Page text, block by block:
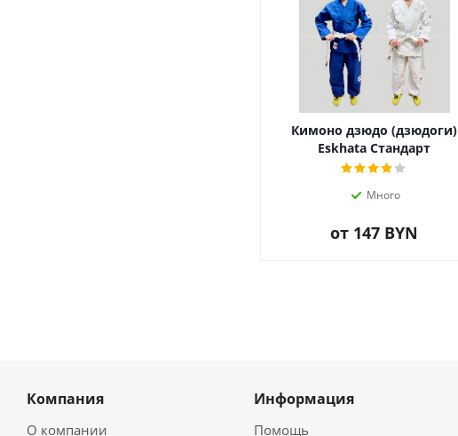
Кимоно дзюдо (дзюдоги)
Eskhata Стандарт
Много
от 147 BYN
Компания
О компании
Информация
Помощь